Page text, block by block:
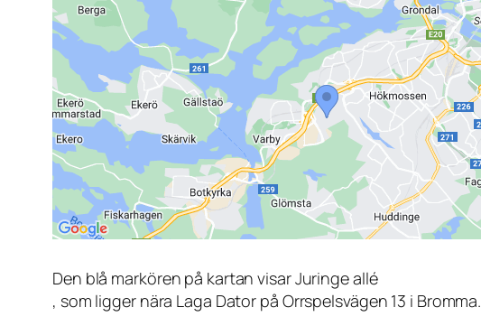
Den blå markören på kartan visar Juringe allé
, som ligger nära Laga Dator på Orrspelsvägen 13 i Bromma.